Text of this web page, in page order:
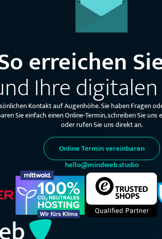
erreichen
Ihre
Kontakt auf Augenhöhe. Sie haben Fragen
Sie einfach einen Online-Termin, schreiben Sie
oder rufen Sie uns direkt an.
Online Termin vereinbaren
hello@mindweb.studio